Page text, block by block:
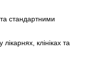
стандартними
клініках та